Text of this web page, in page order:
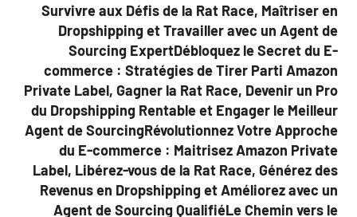
Survivre aux Défis de la Rat Race, Maîtriser en
Dropshipping et Travailler avec un Agent de
Sourcing ExpertDébloquez le Secret du E-
commerce : Stratégies de Tirer Parti Amazon
Private Label, Gagner la Rat Race, Devenir un Pro
du Dropshipping Rentable et Engager le Meilleur
Agent de SourcingRévolutionnez Votre Approche
du E-commerce : Maitrisez Amazon Private
Label, Libérez-vous de la Rat Race, Générez des
Revenus en Dropshipping et Améliorez avec un
Agent de Sourcing QualifiéLe Chemin vers le